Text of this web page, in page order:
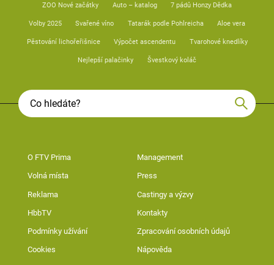
ZOO Nové začátky Auto – katalog 7 pádů Honzy Dědka
Volby 2025 Svařené víno Tatarák podle Pohlreicha Aloe vera
Pěstování lichořeřišnice Výpočet ascendentu Tvarohové knedlíky
Nejlepší palačinky Švestkový koláč
O FTV Prima Management
Volná místa Press
Reklama Castingy a výzvy
HbbTV Kontakty
Podmínky užívání Zpracování osobních údajů
Cookies Nápověda